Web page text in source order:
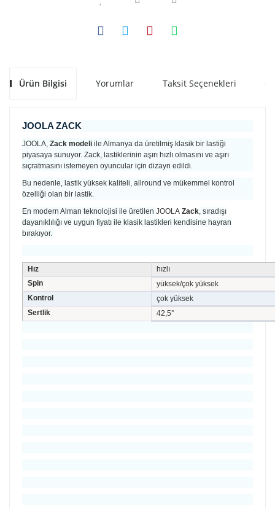
Ürün Bilgisi Yorumlar Taksit Seçenekleri
JOOLA ZACK
JOOLA, Zack modeli ile Almanya da üretilmiş klasik bir lastiği
piyasaya sunuyor. Zack, lastiklerinin aşırı hızlı olmasını ve aşırı
sıçratmasını istemeyen oyuncular için dizayn edildi.
Bu nedenle, lastik yüksek kaliteli, allround ve mükemmel kontrol
özelliği olan bir lastik.
En modern Alman teknolojisi ile üretilen JOOLA Zack, sıradışı
dayanıklılığı ve uygun fiyatı ile klasik lastikleri kendisine hayran
bırakıyor.
Hız
hızlı
Spin
yüksek/çok yüksek
Kontrol
çok yüksek
Sertlik
42,5°